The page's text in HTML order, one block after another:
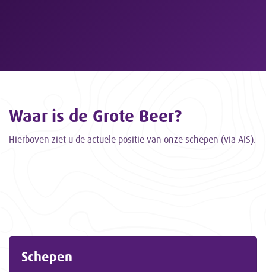
Waar is de Grote Beer?
Hierboven ziet u de actuele positie van onze schepen (via AIS).
Schepen